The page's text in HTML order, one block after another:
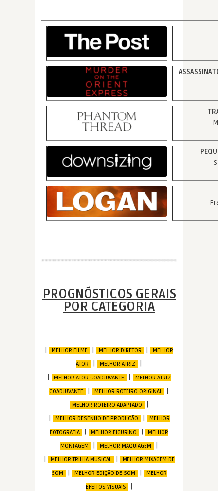
PROGNÓSTICOS GERAIS
POR CATEGORIA
| MELHOR FILME | MELHOR DIRETOR |
MELHOR
ATOR
| MELHOR ATRIZ
|
|
MELHOR ATOR COADJUVANTE |
MELHOR ATRIZ
COADJUVANTE
| MELHOR ROTEIRO ORIGINAL |
MELHOR ROTEIRO ADAPTADO |
|
MELHOR DESENHO DE PRODUÇÃO |
MELHOR
FOTOGRAFIA
| MELHOR FIGURINO |
MELHOR
MONTAGEM | MELHOR MAQUIAGEM |
|
MELHOR TRILHA MUSICAL |
MELHOR MIXAGEM DE
SOM | MELHOR EDIÇÃO DE SOM |
MELHOR
EFEITOS VISUAIS |